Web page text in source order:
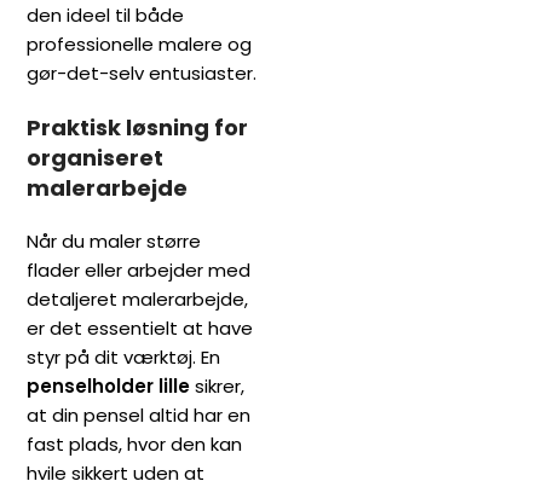
den ideel til både
professionelle malere og
gør-det-selv entusiaster.
Praktisk løsning for
organiseret
malerarbejde
Når du maler større
flader eller arbejder med
detaljeret malerarbejde,
er det essentielt at have
styr på dit værktøj. En
penselholder lillesikrer,
at din pensel altid har en
fast plads, hvor den kan
hvile sikkert uden at